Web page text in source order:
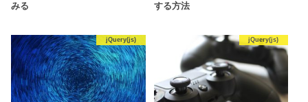
みる
する方法
jQuery(js) jQuery(js)